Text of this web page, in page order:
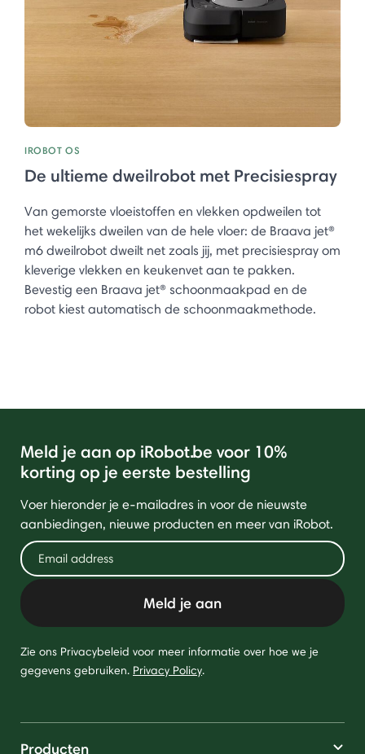
IROBOT OS
De ultieme dweilrobot met Precisiespray
Van gemorste vloeistoffen en vlekken opdweilen tot
het wekelijks dweilen van de hele vloer: de Braava jet®
m6 dweilrobot dweilt net zoals jij, met precisiespray om
kleverige vlekken en keukenvet aan te pakken.
Bevestig een Braava jet® schoonmaakpad en de
robot kiest automatisch de schoonmaakmethode.
Meld je aan op iRobot.be voor 10%
korting op je eerste bestelling
Voer hieronder je e-mailadres in voor de nieuwste
aanbiedingen, nieuwe producten en meer van iRobot.
Meld je aan
Zie ons Privacybeleid voor meer informatie over hoe we je
gegevens gebruiken. Privacy Policy.
Producten